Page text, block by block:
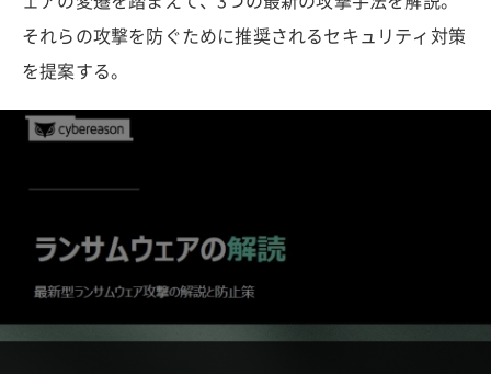
それらの攻撃を防ぐために推奨されるセキュリティ対策
を提案する。